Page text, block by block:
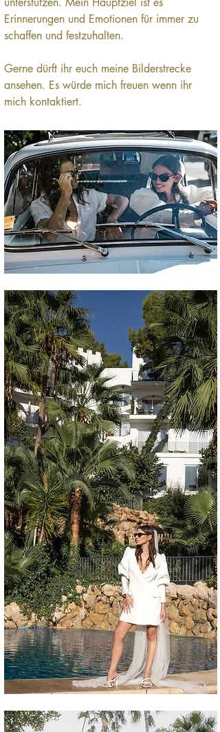
Erinnerungen und Emotionen für immer zu
schaffen und festzuhalten.
Gerne dürft ihr euch meine Bilderstrecke
ansehen. Es würde mich freuen wenn ihr
mich kontaktiert.